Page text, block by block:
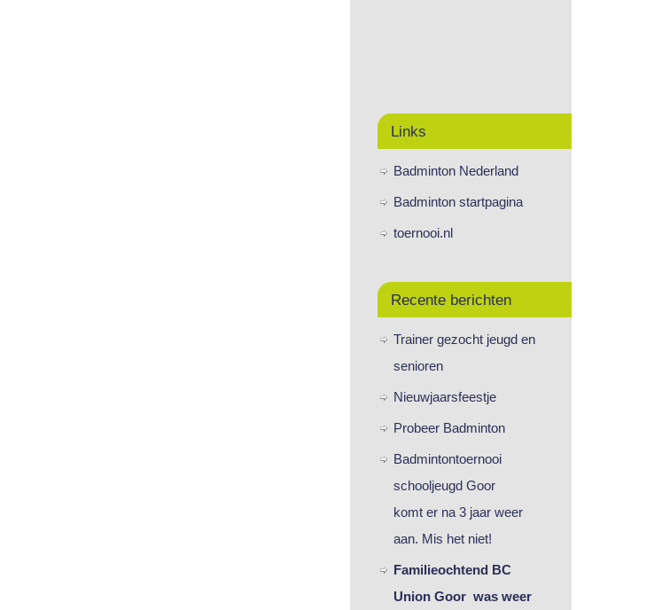
Links
Badminton Nederland
Badminton startpagina
toernooi.nl
Recente berichten
Trainer gezocht jeugd en
senioren
Nieuwjaarsfeestje
Probeer Badminton
Badmintontoernooi
schooljeugd Goor
komt er na 3 jaar weer
aan. Mis het niet!
Familieochtend BC
Union Goor was weer